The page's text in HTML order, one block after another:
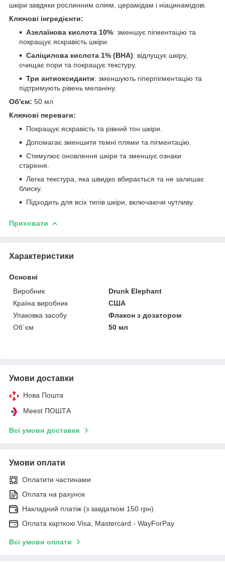
шкіри завдяки рослинним оліям, церамідам і ніацинамідові.
Ключові інгредієнти:
Азелаїнова кислота 10%: зменшує пігментацію та
покращує яскравість шкіри.
Саліцилова кислота 1% (BHA): відлущує шкіру,
очищає пори та покращує текстуру.
Три антиоксиданти: зменшують гіперпігментацію та
підтримують рівень меланіну.
Об'єм: 50 мл
Ключові переваги:
Покращує яскравість та рівний тон шкіри.
Допомагає зменшити темні плями та пігментацію.
Стимулює оновлення шкіри та зменшує ознаки
старіння.
Легка текстура, яка швидко вбирається та не залишає
блиску.
Підходить для всіх типів шкіри, включаючи чутливу.
Приховати
Характеристики
Основні
Виробник
Drunk Elephant
Країна виробник
США
Упаковка засобу
Флакон з дозатором
Об`єм
50 мл
Умови доставки
Нова Пошта
Meest ПОШТА
Всі умови доставки
Умови оплати
Оплатити частинами
Оплата на рахунок
Накладний платіж (з завдатком 150 грн)
Оплата карткою Visa, Mastercard - WayForPay
Всі умови оплати